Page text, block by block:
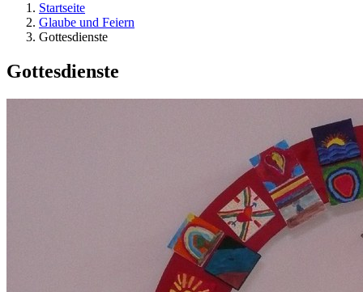
Startseite
Glaube und Feiern
Gottesdienste
Gottesdienste